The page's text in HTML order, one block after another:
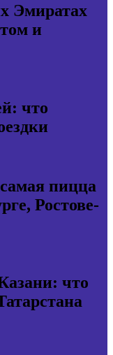
Эмиратах
и
что
пицца
Ростове-
что